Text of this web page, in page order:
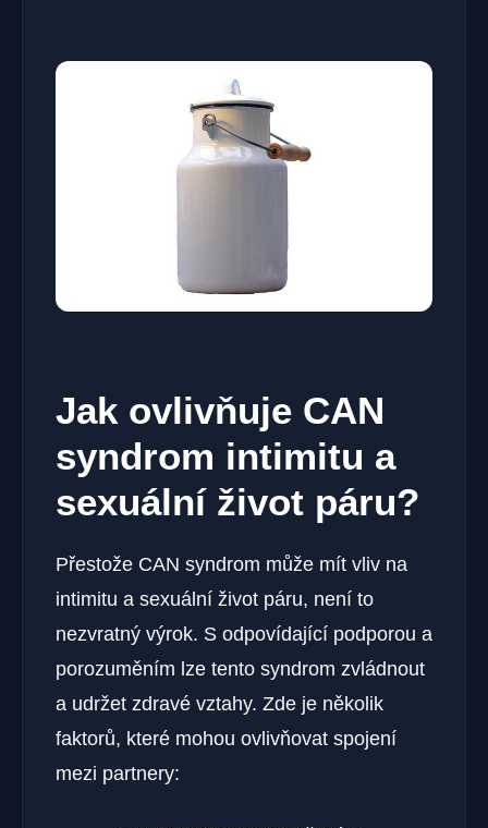
Jak ovlivňuje CAN
syndrom intimitu a
sexuální ‍život páru?
Přestože CAN syndrom ‍může mít vliv na⁤
intimitu a ​sexuální ⁣život páru, není to
nezvratný výrok. S odpovídající podporou ⁣a
porozuměním lze tento syndrom zvládnout
a udržet zdravé vztahy. Zde je několik
faktorů, které⁤ mohou ovlivňovat spojení
mezi partnery: